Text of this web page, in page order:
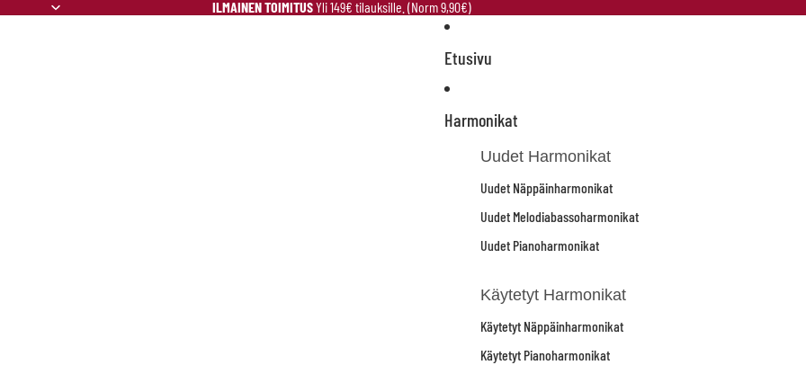
ILMAINEN TOIMITUSYli 149€ tilauksille. (Norm 9,90€)
Etusivu
Harmonikat
Uudet Harmonikat
Uudet Näppäinharmonikat
Uudet Melodiabassoharmonikat
Uudet Pianoharmonikat
Käytetyt Harmonikat
Käytetyt Näppäinharmonikat
Käytetyt Pianoharmonikat